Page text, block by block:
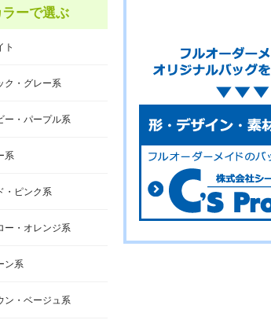
ラーで選ぶ
ト
ク・グレー系
ー・パープル系
系
・ピンク系
ー・オレンジ系
ン系
ン・ベージュ系